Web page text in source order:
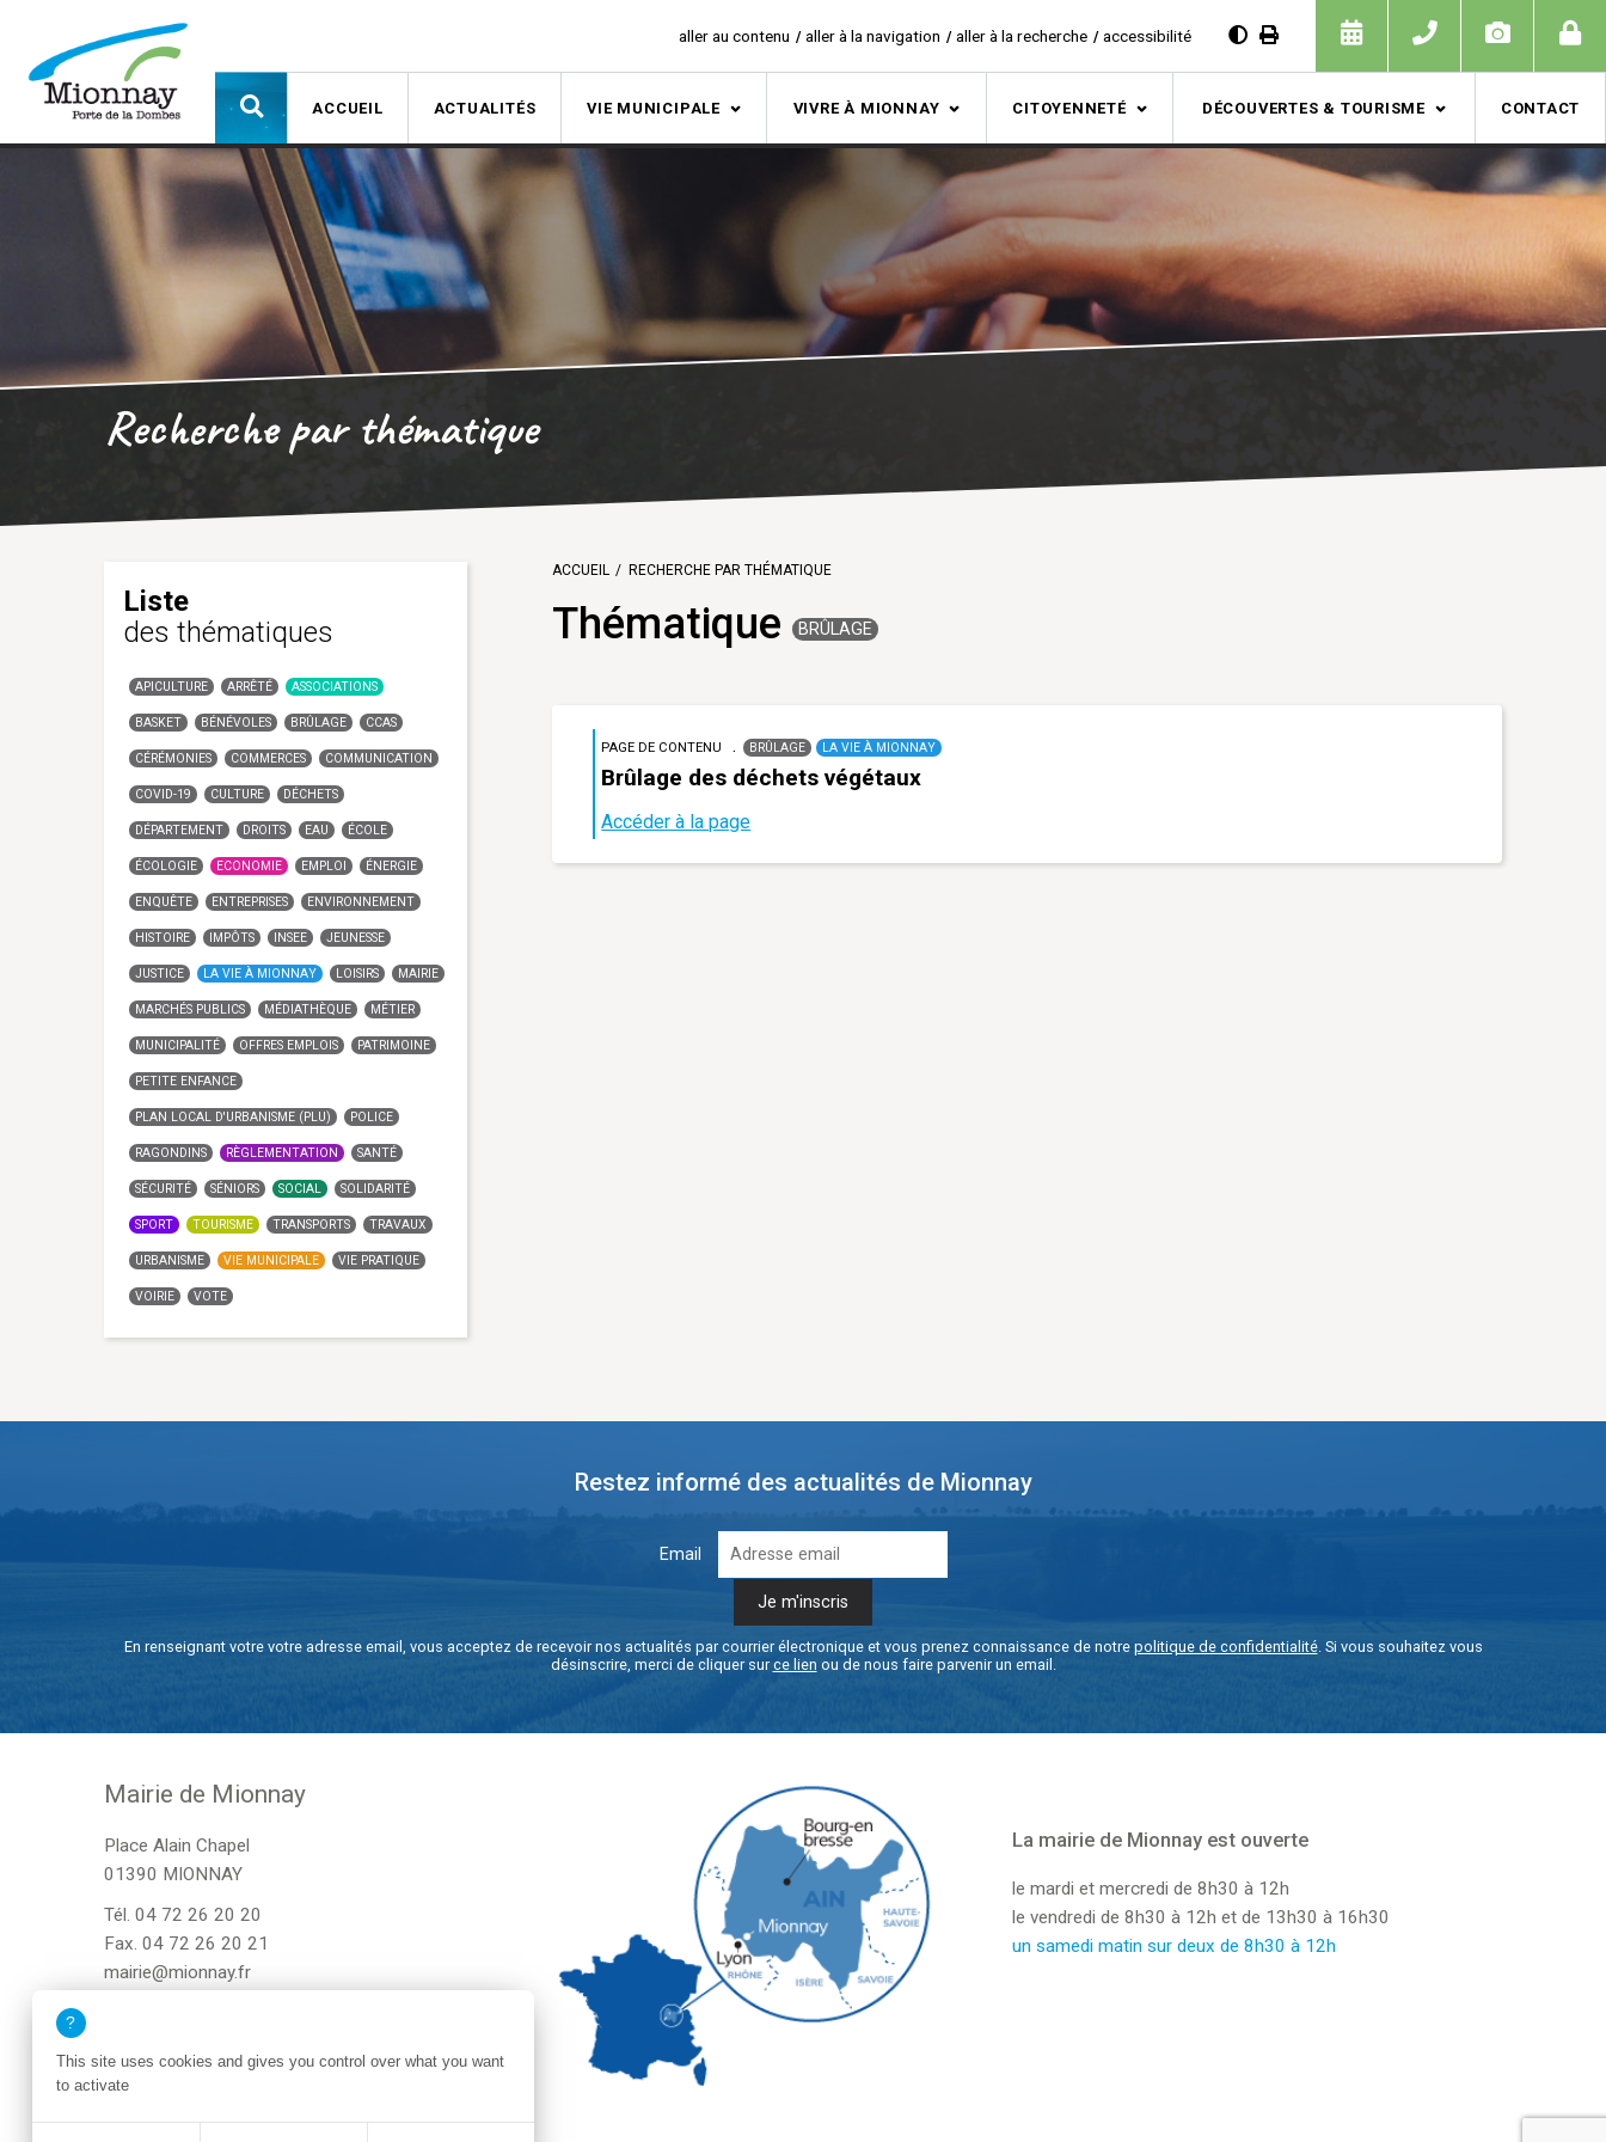
aller au contenu aller à la navigation aller à la recherche accessibilité
ACCUEIL ACTUALITÉS VIE MUNICIPALE VIVRE À MIONNAY CITOYENNETÉ DÉCOUVERTES & TOURISME CONTACT
Recherche par thématique
Liste
des thématiques
APICULTURE ARRÊTÉ ASSOCIATIONS
BASKET BÉNÉVOLES BRÛLAGE CCAS
CÉRÉMONIES COMMERCES COMMUNICATION
COVID-19 CULTURE DÉCHETS
DÉPARTEMENT DROITS EAU ÉCOLE
ÉCOLOGIE ECONOMIE EMPLOI ÉNERGIE
ENQUÊTE ENTREPRISES ENVIRONNEMENT
HISTOIRE IMPÔTS INSEE JEUNESSE
JUSTICE LA VIE À MIONNAY LOISIRS MAIRIE
MARCHÉS PUBLICS MÉDIATHÈQUE MÉTIER
MUNICIPALITÉ OFFRES EMPLOIS PATRIMOINE
PETITE ENFANCE
PLAN LOCAL D'URBANISME (PLU) POLICE
RAGONDINS RÈGLEMENTATION SANTÉ
SÉCURITÉ SÉNIORS SOCIAL SOLIDARITÉ
SPORT TOURISME TRANSPORTS TRAVAUX
URBANISME VIE MUNICIPALE VIE PRATIQUE
VOIRIE VOTE
ACCUEIL RECHERCHE PAR THÉMATIQUE
Thématique BRÛLAGE
PAGE DE CONTENU BRÛLAGE LA VIE À MIONNAY
Brûlage des déchets végétaux
Accéder à la page
Restez informé des actualités de Mionnay
Email
En renseignant votre votre adresse email, vous acceptez de recevoir nos actualités par courrier électronique et vous prenez connaissance de notre politique de confidentialité. Si vous souhaitez vous
désinscrire, merci de cliquer surce lien ou de nous faire parvenir un email.
Mairie de Mionnay
Place Alain Chapel
01390 MIONNAY
Tél.04 72 26 20 20
Fax. 04 72 26 20 21
mairie@mionnay.fr
La mairie de Mionnay est ouverte
le mardi et mercredi de 8h30 à 12h
le vendredi de 8h30 à 12h et de 13h30 à 16h30
un samedi matin sur deux de 8h30 à 12h
This site uses cookies and gives you control over what you want
to activate